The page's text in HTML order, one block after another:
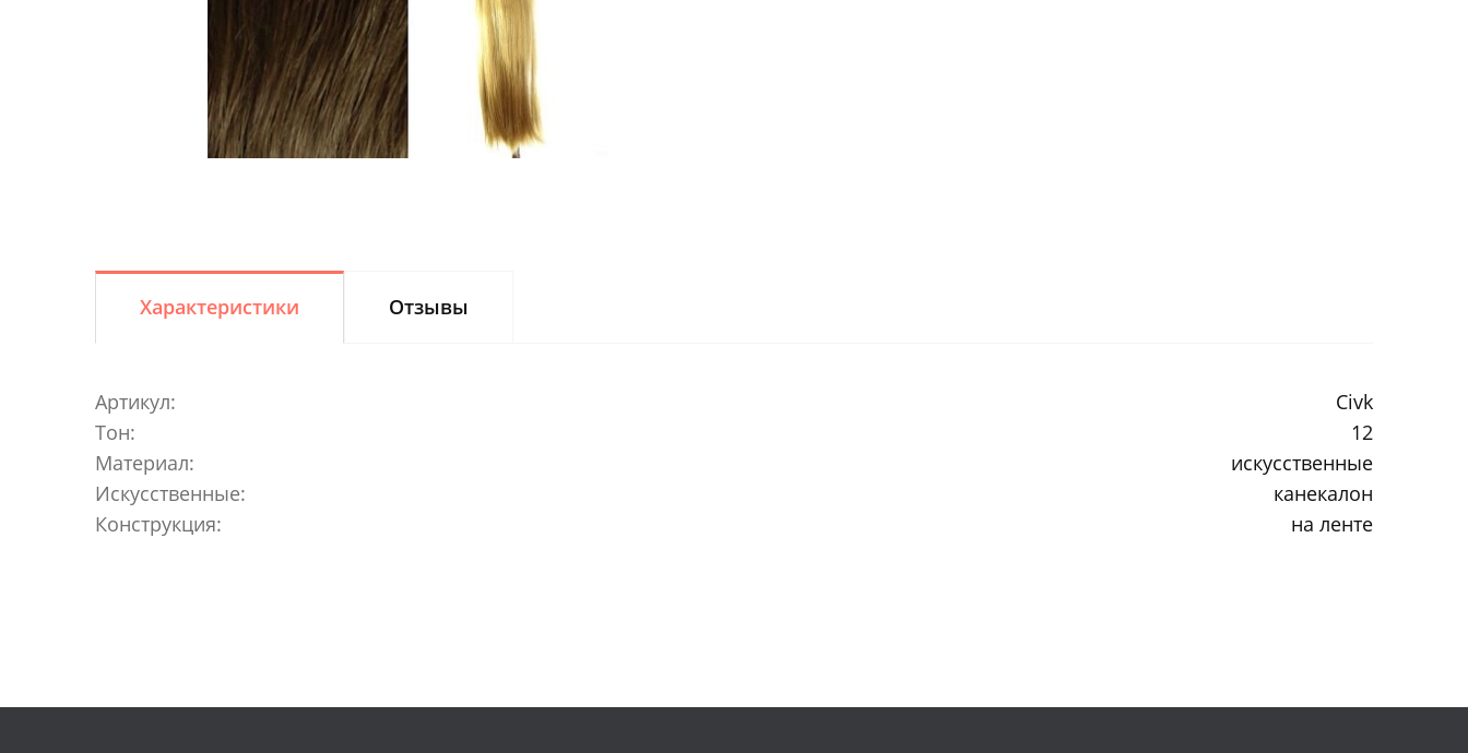
Характеристики Отзывы
Артикул:
Civk
Тон:
12
Материал:
искусственные
Искусственные:
канекалон
Конструкция:
на ленте